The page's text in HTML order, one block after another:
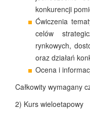
konkurencji
Ćwiczenia
celów
rynkowych,
oraz działań
Ocena i
Całkowity wymagany
2) Kurs wieloetapowy